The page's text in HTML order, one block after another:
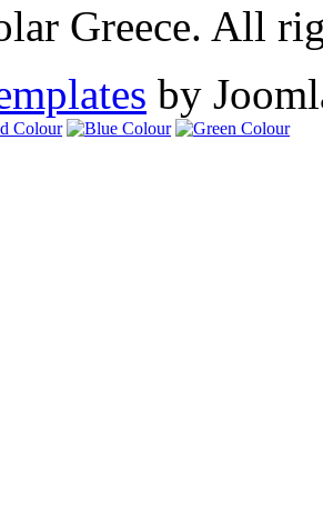
Greece. All
by